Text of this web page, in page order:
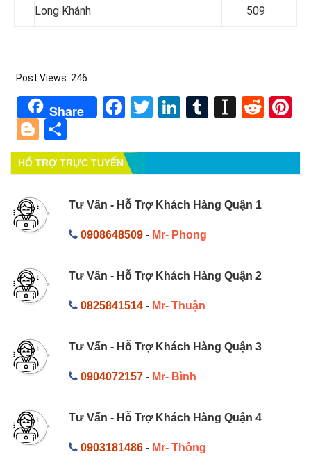
Long Khánh
509
Post Views: 246
Share Facebook
TwitterLinkedIn
Tumblr
Blogger
HỔ TRỢ TRỰC TUYẾN
Tư Vấn - Hỗ Trợ Khách Hàng Quận 1
0908648509- Mr- Phong
Tư Vấn - Hỗ Trợ Khách Hàng Quận 2
0825841514- Mr- Thuận
Tư Vấn - Hỗ Trợ Khách Hàng Quận 3
0904072157- Mr- Bình
Tư Vấn - Hỗ Trợ Khách Hàng Quận 4
0903181486- Mr- Thông